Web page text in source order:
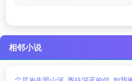
相邻小说